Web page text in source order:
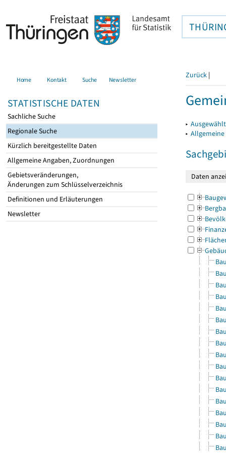
Home Kontakt Suche Newsletter
STATISTISCHE DATEN
Sachliche Suche
Regionale Suche
Kürzlich bereitgestellte Daten
Allgemeine Angaben, Zuordnungen
Gebietsveränderungen,
Änderungen zum Schlüsselverzeichnis
Definitionen und Erläuterungen
Newsletter
Zurück |
▸
▸